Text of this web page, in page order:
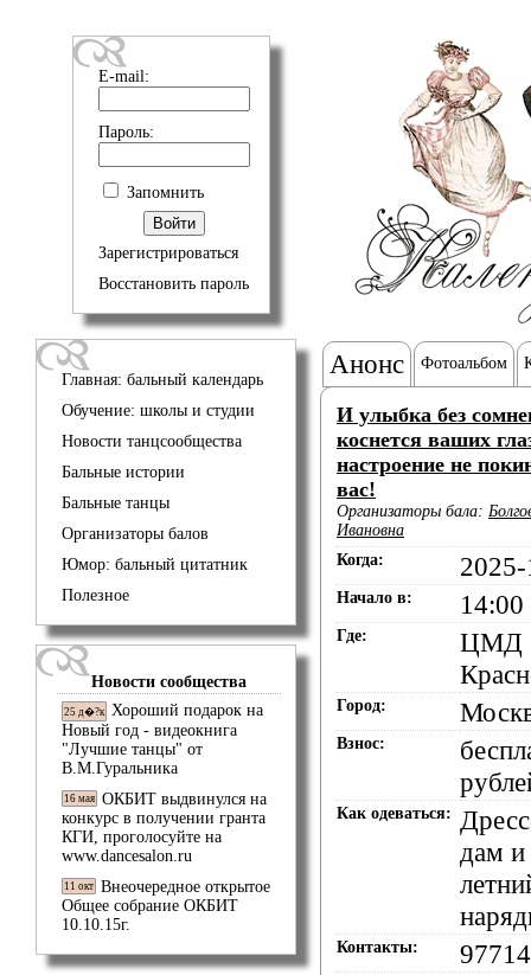
E-mail:
Пароль:
Запомнить
Зарегистрироваться
Восстановить пароль
Главная: бальный календарь
Обучение: школы и студии
Новости танцсообщества
Бальные истории
Бальные танцы
Организаторы балов
Юмор: бальный цитатник
Полезное
Новости сообщества
25 д�?к Хороший подарок на
Новый год - видеокнига
"Лучшие танцы" от
В.М.Гуральника
16 мая ОКБИТ выдвинулся на
конкурс в получении гранта
КГИ, проголосуйте на
www.dancesalon.ru
11 окт Внеочередное открытое
Общее собрание ОКБИТ
10.10.15г.
Анонс Фотоальбом
И улыбка без
коснется ваших
настроение не
вас!
Организаторы бала:
Ивановна
Когда:
Начало в: 14:00
Где:
ЦМД
Город:
Взнос:
Как одеваться:
дам и
Контакты: